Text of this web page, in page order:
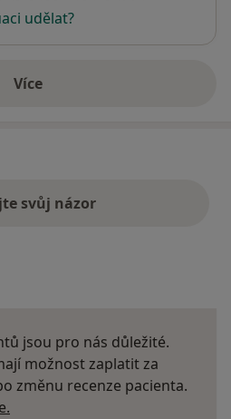
udělat?
Víceo adrese
svůj názor
jsou pro nás důležité.
možnost zaplatit za
změnu recenze pacienta.